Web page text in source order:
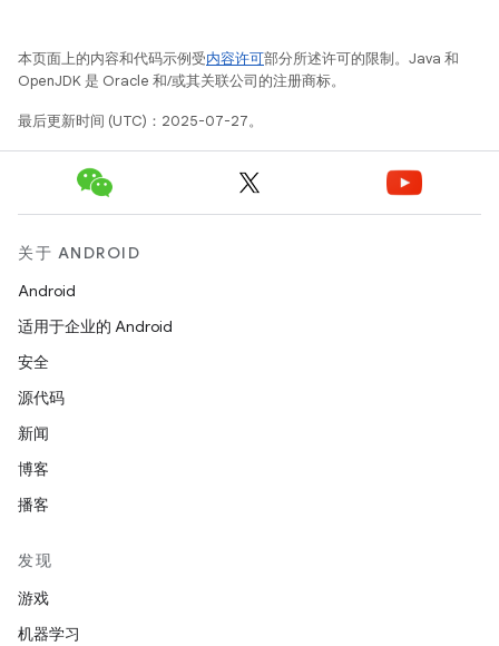
本页面上的内容和代码示例受内容许可部分所述许可的限制。Java 和
OpenJDK 是 Oracle 和/或其关联公司的注册商标。
最后更新时间 (UTC)：2025-07-27。
关于 ANDROID
Android
适用于企业的 Android
安全
源代码
新闻
博客
播客
发现
游戏
机器学习